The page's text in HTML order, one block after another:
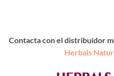
Contacta con el distribuidor
Herbals